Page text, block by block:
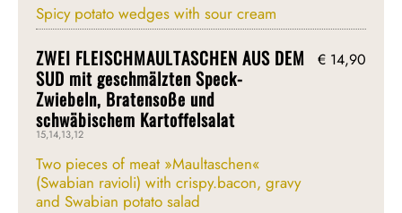
Spicy potato wedges with sour cream
ZWEI FLEISCHMAULTASCHEN AUS DEM
SUD mit geschmälzten Speck-
Zwiebeln, Bratensoße und
schwäbischem Kartoffelsalat
15,14,13,12
Two pieces of meat »Maultaschen«
(Swabian ravioli) with crispy.bacon, gravy
and Swabian potato salad
€ 14,90